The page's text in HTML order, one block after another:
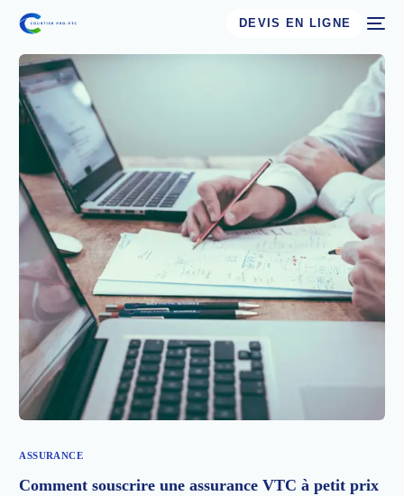
DEVIS EN LIGNE
ASSURANCE
Comment souscrire une assurance VTC à petit prix